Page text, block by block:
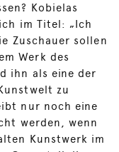
Kobielas
im Titel: „Ich
Zuschauer sollen
Werk des
ihn als eine der
zu
nur noch eine
werden, wenn
Kunstwerk im